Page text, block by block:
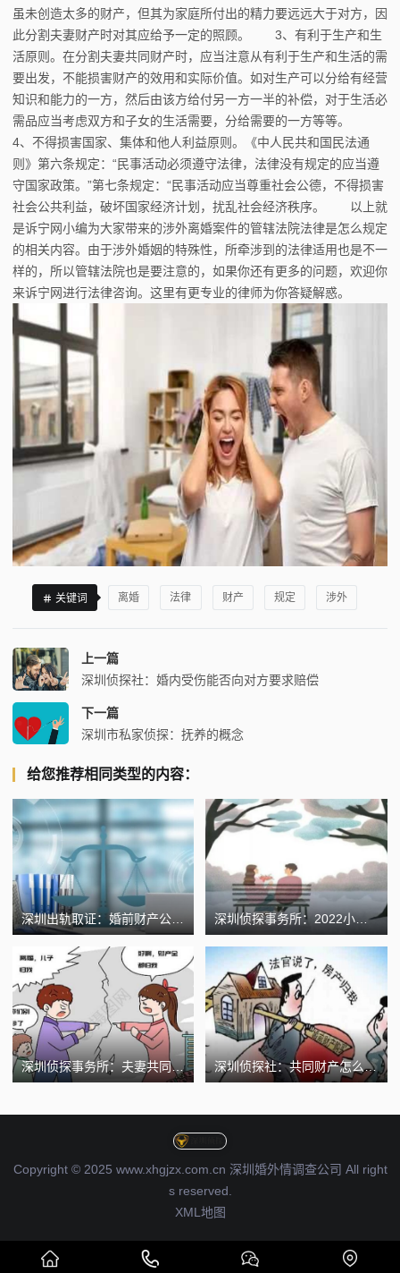
虽未创造太多的财产，但其为家庭所付出的精力要远远大于对方，因
此分割夫妻财产时对其应给予一定的照顾。 3、有利于生产和生
活原则。在分割夫妻共同财产时，应当注意从有利于生产和生活的需
要出发，不能损害财产的效用和实际价值。如对生产可以分给有经营
知识和能力的一方，然后由该方给付另一方一半的补偿，对于生活必
需品应当考虑双方和子女的生活需要，分给需要的一方等等。
4、不得损害国家、集体和他人利益原则。《中人民共和国民法通
则》第六条规定：“民事活动必须遵守法律，法律没有规定的应当遵
守国家政策。”第七条规定：“民事活动应当尊重社会公德，不得损害
社会公共利益，破坏国家经济计划，扰乱社会经济秩序。 以上就
是诉宁网小编为大家带来的涉外离婚案件的管辖法院法律是怎么规定
的相关内容。由于涉外婚姻的特殊性，所牵涉到的法律适用也是不一
样的，所以管辖法院也是要注意的，如果你还有更多的问题，欢迎你
来诉宁网进行法律咨询。这里有更专业的律师为你答疑解惑。
关键词 离婚 法律 财产 规定 涉外
上一篇
深圳侦探社：婚内受伤能否向对方要求赔偿
下一篇
深圳市私家侦探：抚养的概念
给您推荐相同类型的内容：
深圳出轨取证：婚前财产公证怎么办理_1 深圳侦探事务所：2022小产假规定多少天
深圳侦探事务所：夫妻共同财产一方死亡后怎么分配 深圳侦探社：共同财产怎么认定
Copyright © 2025 www.xhgjzx.com.cn 深圳婚外情调查公司 All right
s reserved.
XML地图